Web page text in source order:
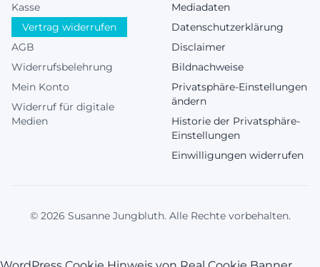
Kasse
Vertrag widerrufen
AGB
Widerrufsbelehrung
Mein Konto
Widerruf für digitale
Medien
Mediadaten
Datenschutzerklärung
Disclaimer
Bildnachweise
Privatsphäre-Einstellungen
ändern
Historie der Privatsphäre-
Einstellungen
Einwilligungen widerrufen
© 2026 Susanne Jungbluth. Alle Rechte vorbehalten.